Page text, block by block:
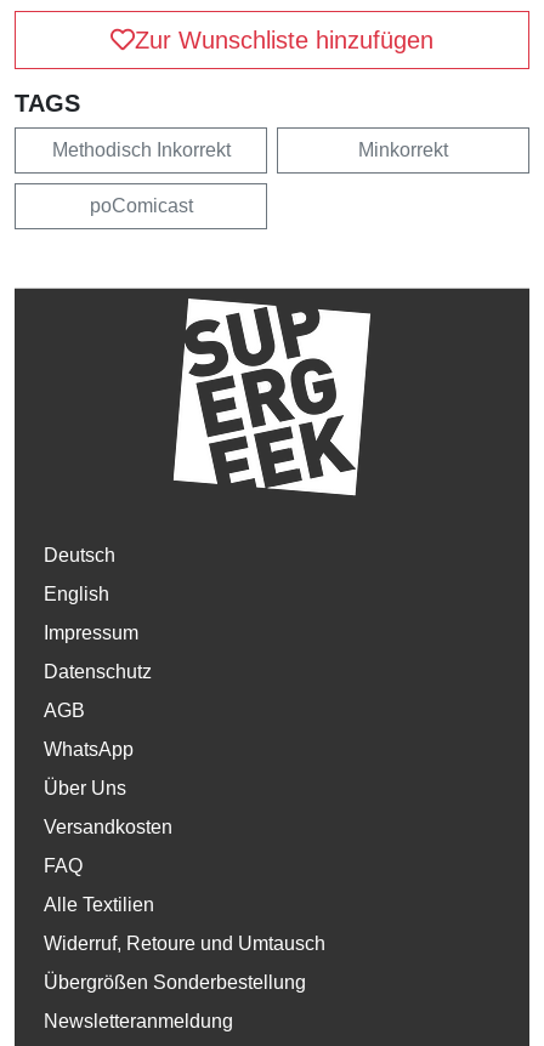
Zur Wunschliste hinzufügen
TAGS
Methodisch Inkorrekt Minkorrekt
poComicast
Deutsch
English
Impressum
Datenschutz
AGB
WhatsApp
Über Uns
Versandkosten
FAQ
Alle Textilien
Widerruf, Retoure und Umtausch
Übergrößen Sonderbestellung
Newsletteranmeldung